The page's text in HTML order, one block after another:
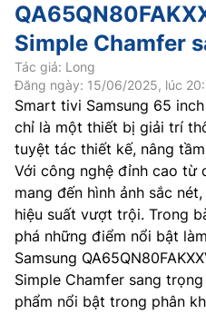
Simple Chamfer
Tác giả: Long
Đăng ngày: 15/06/2025, lúc
Smart tivi Samsung 65 inch
chỉ là một thiết bị giải trí
tuyệt tác thiết kế, nâng
Với công nghệ đỉnh cao từ
mang đến hình ảnh sắc
hiệu suất vượt trội. Trong
phá những điểm nổi bật
Samsung
Simple Chamfer sang
phẩm nổi bật trong phân